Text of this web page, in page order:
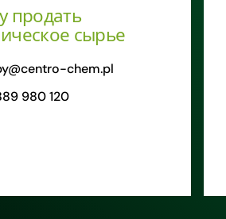
продать
сырье
chem.pl
980 120